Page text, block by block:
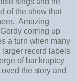
of the show that
Amazing
coming up
a turn when many
larger record labels
of bankruptcy
the story and